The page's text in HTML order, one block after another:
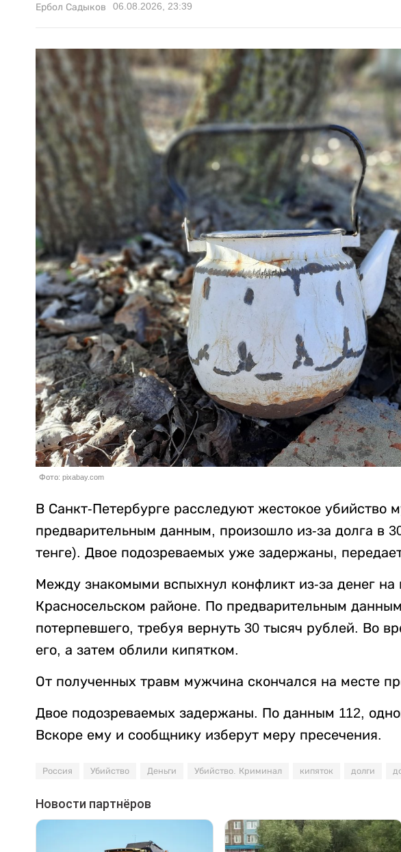
Ербол Садыков 06.08.2026, 23:39
Фото: pixabay.com
В Санкт-Петербурге расследуют жестокое убийство
предварительным данным, произошло из-за долга в
тенге). Двое подозреваемых уже задержаны,
Между знакомыми вспыхнул конфликт из-за денег на
Красносельском районе. По предварительным
потерпевшего, требуя вернуть 30 тысяч рублей. Во
его, а затем облили кипятком.
От полученных травм мужчина скончался на месте
Двое подозреваемых задержаны. По данным 112,
Вскоре ему и сообщнику изберут меру пресечения.
Россия Убийство Деньги Убийство. Криминал кипяток долги